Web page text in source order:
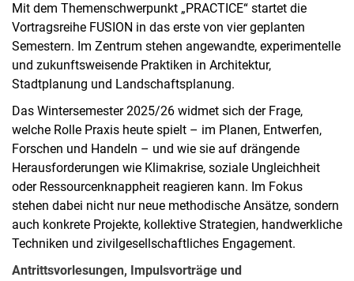
Mit dem Themenschwerpunkt „PRACTICE“ startet die
Vortragsreihe FUSION in das erste von vier geplanten
Semestern. Im Zentrum stehen angewandte, experimentelle
und zukunftsweisende Praktiken in Architektur,
Stadtplanung und Landschaftsplanung.
Das Wintersemester 2025/26 widmet sich der Frage,
welche Rolle Praxis heute spielt – im Planen, Entwerfen,
Forschen und Handeln – und wie sie auf drängende
Herausforderungen wie Klimakrise, soziale Ungleichheit
oder Ressourcenknappheit reagieren kann. Im Fokus
stehen dabei nicht nur neue methodische Ansätze, sondern
auch konkrete Projekte, kollektive Strategien, handwerkliche
Techniken und zivilgesellschaftliches Engagement.
Antrittsvorlesungen, Impulsvorträge und